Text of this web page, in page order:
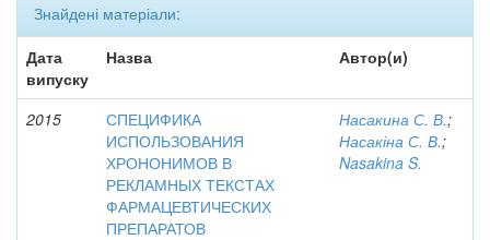
Знайдені матеріали:
Дата
випуску
Назва Автор(и)
2015
СПЕЦИФИКА
ИСПОЛЬЗОВАНИЯ
ХРОНОНИМОВ В
РЕКЛАМНЫХ ТЕКСТАХ
ФАРМАЦЕВТИЧЕСКИХ
ПРЕПАРАТОВ
Насакина С. В.;
Насакіна С. В.;
Nasakina S.